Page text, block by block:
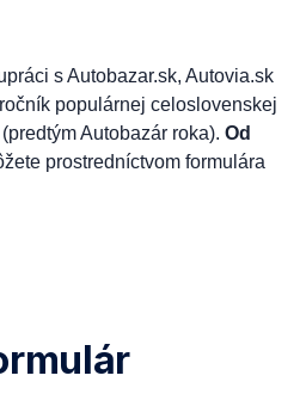
s Autobazar.sk, Autovia.sk
populárnej celoslovenskej
Autobazár roka). Od
prostredníctvom formulára